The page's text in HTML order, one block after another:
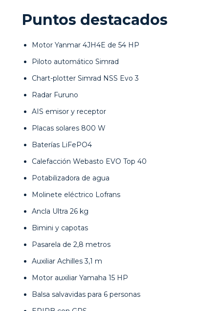
Puntos destacados
Motor Yanmar 4JH4E de 54 HP
Piloto automático Simrad
Chart-plotter Simrad NSS Evo 3
Radar Furuno
AIS emisor y receptor
Placas solares 800 W
Baterías LiFePO4
Calefacción Webasto EVO Top 40
Potabilizadora de agua
Molinete eléctrico Lofrans
Ancla Ultra 26 kg
Bimini y capotas
Pasarela de 2,8 metros
Auxiliar Achilles 3,1 m
Motor auxiliar Yamaha 15 HP
Balsa salvavidas para 6 personas